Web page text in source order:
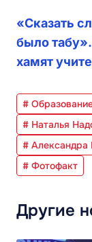
«Сказать
было
хамят
#
# Наталья
# Александра
# Фотофакт
Другие